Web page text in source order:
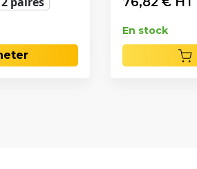
En stock